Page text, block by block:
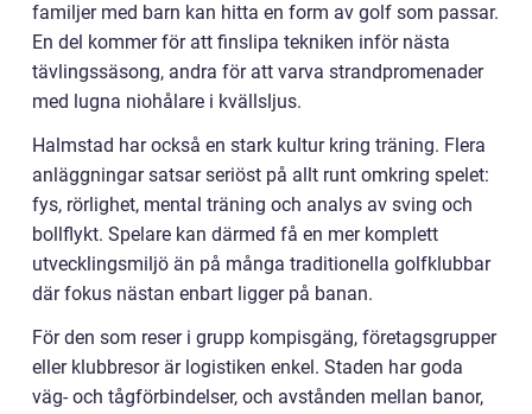
familjer med barn kan hitta en form av golf som passar.
En del kommer för att finslipa tekniken inför nästa
tävlingssäsong, andra för att varva strandpromenader
med lugna niohålare i kvällsljus.
Halmstad har också en stark kultur kring träning. Flera
anläggningar satsar seriöst på allt runt omkring spelet:
fys, rörlighet, mental träning och analys av sving och
bollflykt. Spelare kan därmed få en mer komplett
utvecklingsmiljö än på många traditionella golfklubbar
där fokus nästan enbart ligger på banan.
För den som reser i grupp kompisgäng, företagsgrupper
eller klubbresor är logistiken enkel. Staden har goda
väg- och tågförbindelser, och avstånden mellan banor,